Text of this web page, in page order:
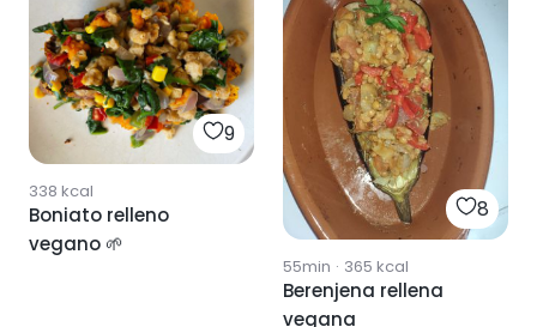
9
338 kcal
Boniato relleno
vegano 🌱
8
55min · 365 kcal
Berenjena rellena
vegana